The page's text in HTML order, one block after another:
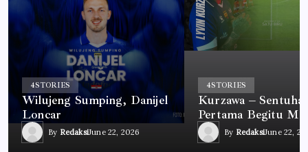
4STORIES
Wilujeng Sumping, Danijel
Loncar
By RedaksiJune 22, 2026
4STORIES
Kurzawa –
Pertama Begitu
By RedaksiJune 22,